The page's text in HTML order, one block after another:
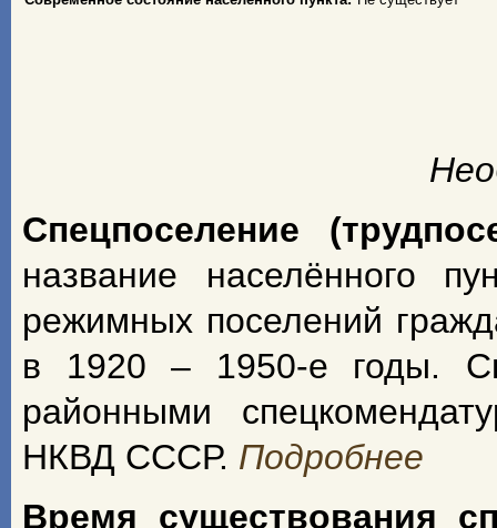
Спецпоселение
название населённого
режимных поселений
в 1920 – 1950-е годы.
районными
НКВД СССР. Подробнее
Время существования